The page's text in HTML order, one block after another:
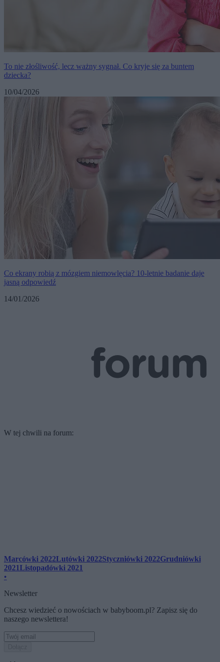
To nie złośliwość, lecz ważny sygnał. Co kryje się za buntem
dziecka?
10/04/2026
Co ekrany robią z mózgiem niemowlęcia? 10-letnie badanie daje
jasną odpowiedź
14/01/2026
W tej chwili na forum:
Marcówki 2022Lutówki 2022Styczniówki 2022Grudniówki
2021Listopadówki 2021
•
Newsletter
Chcesz wiedzieć o nowościach w babyboom.pl? Zapisz się do
naszego newslettera!